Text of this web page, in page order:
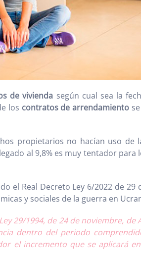
de vivienda según cual sea la
los contratos de arrendamiento
propietarios no hacían uso de
al 9,8% es muy tentador para
el Real Decreto Ley 6/2022 de
y sociales de la guerra en
29/1994, de 24 de noviembre,
dentro del periodo
el incremento que se aplicará